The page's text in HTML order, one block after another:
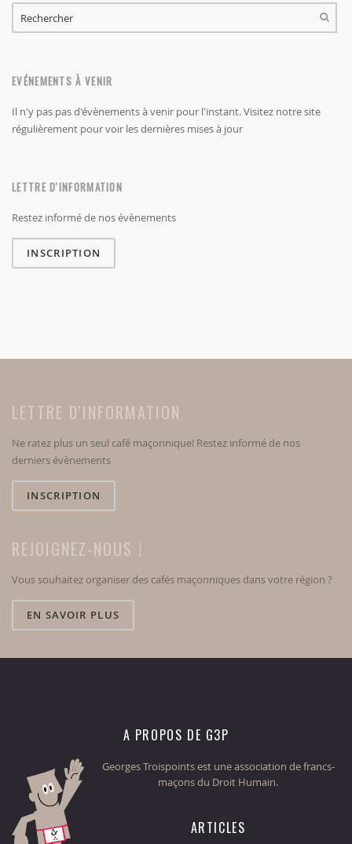
FORMULAIRE DE RECHERCHE
EVÉNEMENTS À VENIR
Il n'y pas pas d'évènements à venir pour l'instant. Visitez notre site
régulièrement pour voir les dernières mises à jour
LETTRE D'INFORMATION
Restez informé de nos évènements
INSCRIPTION
LETTRE D'INFORMATION
Ne ratez plus un seul café maçonnique! Restez informé de nos
derniers évènements
INSCRIPTION
REJOIGNEZ-NOUS !
Vous souhaitez organiser des cafés maçonniques dans votre région ?
EN SAVOIR PLUS
A PROPOS DE G3P
Georges Troispoints est une association de francs-
maçons du Droit Humain.
ARTICLES